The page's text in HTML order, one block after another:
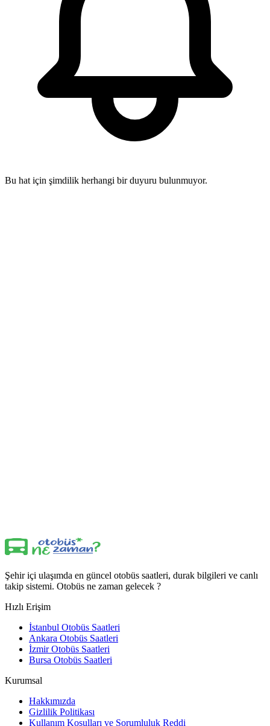
Bu hat için şimdilik herhangi bir duyuru bulunmuyor.
Şehir içi ulaşımda en güncel otobüs saatleri, durak bilgileri ve canlı
takip sistemi. Otobüs ne zaman gelecek ?
Hızlı Erişim
İstanbul Otobüs Saatleri
Ankara Otobüs Saatleri
İzmir Otobüs Saatleri
Bursa Otobüs Saatleri
Kurumsal
Hakkımızda
Gizlilik Politikası
Kullanım Koşulları ve Sorumluluk Reddi